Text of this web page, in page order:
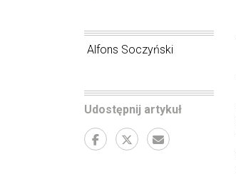
Alfons Soczyński
Udostępnij artykuł